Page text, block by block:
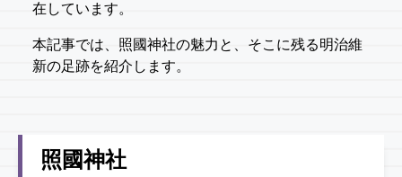
在しています。
本記事では、照國神社の魅力と、そこに残る明治維
新の足跡を紹介します。
照國神社